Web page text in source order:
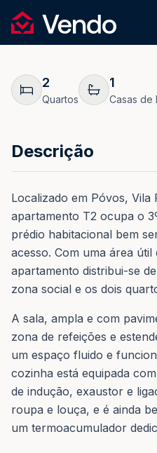
Vendo
2
Quartos
1
Casas de
Descrição
Localizado em Póvos, Vila
apartamento T2 ocupa o
prédio habitacional bem
acesso. Com uma área útil
apartamento distribui-se
zona social e os dois
A sala, ampla e com
zona de refeições e
um espaço fluido e
cozinha está equipada
de indução, exaustor e
roupa e louça, e é ainda
um termoacumulador